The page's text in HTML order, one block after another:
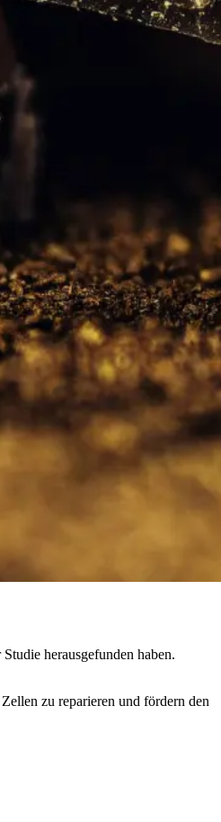
herausgefunden haben.
zu reparieren und fördern den